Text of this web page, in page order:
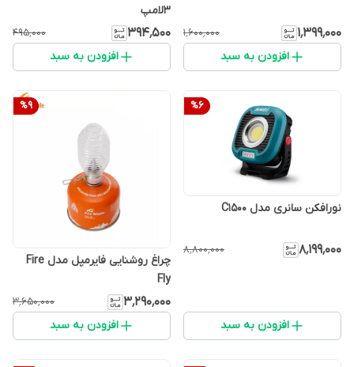
۱٬۳۹۹٬۰۰۰ ۱٬۶۰۰٬۰۰۰
افزودن به سبد
3لامپ
۳۹۴٬۵۰۰ ۴۹۵٬۰۰۰
افزودن به سبد
%6
نورافکن سانری مدل C1500
۸٬۱۹۹٬۰۰۰ ۸٬۸۰۰٬۰۰۰
افزودن به سبد
%9
چراغ روشنایی فایرمپل مدل Fire
Fly
۳٬۲۹۰٬۰۰۰ ۳٬۶۵۰٬۰۰۰
افزودن به سبد